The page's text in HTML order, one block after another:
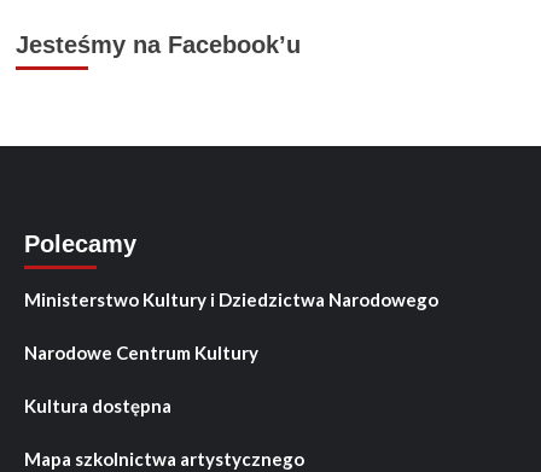
Jesteśmy na Facebook’u
Polecamy
Ministerstwo Kultury i Dziedzictwa Narodowego
Narodowe Centrum Kultury
Kultura dostępna
Mapa szkolnictwa artystycznego